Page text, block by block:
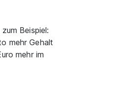
Beispiel:
mehr Gehalt
mehr im